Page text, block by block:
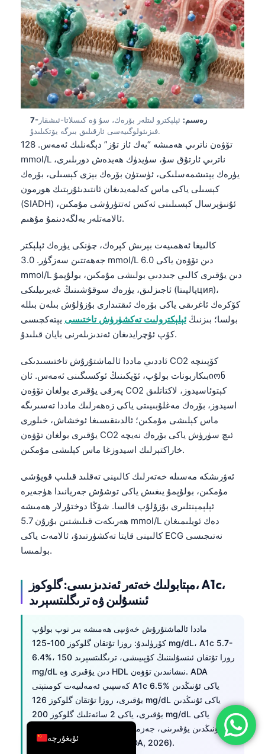
7-رەسىم: ئېلېكترو لىتلەر بۆرەك، سۇ ۋە كىسلاتا-ئىشقار
فىزىئولوگىيەسى ئارقىلىق بىرگە يۆتكىلىدۇ.
تۆۋەن ناترىي ھەمىشە “بەك ئاز تۇز” دېگەنلىك ئەمەس. 128
mmol/L ناترىي ئارتۇق سۇ، سۈيدۈك ھەيدەش دورىلىرى،
يۈرەك يېتىشمەسلىكى، ئۈستۈن بۆرەك بېزى كېسىلى، بۆرەك
كېسىلى ياكى ماس كەلمەيدىغان ئانتىدىئۇرېتىك ھورمون
(SIADH) ئۇنىۋېرسال كېسىلىنى ئەكس ئەتتۈرۈشى مۇمكىن،
ئالامەتلەر بەلگەدىنمۇ مۇھىم.
كالىيغا ئەھمىيەت بېرىش كېرەك، چۈنكى يۈرەك ئېلېكتر
جەھەتتىن سەزگۈر. 3.0 mmol/L دىن تۆۋەن ياكى 6.0
mmol/L دىن يۇقىرى كالىي جىددىي بولىشى مۇمكىن، بولۇپمۇ
ئاجىزلىق، يۈرەك سوقۇشىنىڭ غەيرىيلىكى (پالپىتاция)،
كۆكرەك ئاغرىقى ياكى بۆرەك ئىقتىدارى بۇزۇلۇش بىلەن بىللە
بولسا؛ بىزنىڭ ئېلېكترولىت تەكشۈرۈش تاختىسى يېتەكچىسى
كۆپ ئۇچرايدىغان ئەندىزىلەرنى بايان قىلىدۇ.
ئاددىي ماددا ئالماشتۇرۇش تاختىسىدىكى CO2 كۆپىنچە
بىكاربونات بولۇپ، ئۆپكىنىڭ ئوكسىگىنى ئەمەس. ئانიონ
پەرقى يۇقىرى بولغان تۆۋەن CO2 كېتوئاسيدوز، لاكتاتلىق
اسيدوز، بۆرەك مەغلۇبىيىتى ياكى زەھەرلىك ماددا تەسىرىگە
ماس كېلىشى مۇمكىن؛ ئالدىنقىسىغا ئوخشاش، خىلورى
يۇقىرى بولغان تۆۋەن CO2 ئىچ سۈرۈش ياكى بۆرەك نەيچە
خاراكتېرلىك اسيدوزغا ماس كېلىشى مۇمكىن.
ئەۋرىشكە مەسىلە خەتەرلىك كالىينى تەقلىد قىلىپ قويۇشى
مۇمكىن، بولۇپمۇ يىغىش ياكى توشۇش جەريانىدا ھۈجەيرە
ئېلېمېنتلىرى بۇزۇلۇپ قالسا. شۇڭا دوختۇرلار ھەمىشە
ھەرىكەت قىلىشتىن بۇرۇن 5.7 mmol/L دەك ئويلىمىغان
كالىينى قايتا تەكشۈرتىدۇ، ئالامەت ياكى ECG نەتىجىسى
بولمىسا.
مېتابولىك خەتەر ئەندىزىسى: گلوكوز، A1c،
ئىنسۇلىن ۋە ترىگلىتسېرىد
ماددا ئالماشتۇرۇش خەۋىپى ھەمىشە بىر توپ بولۇپ
كۆرۈلىدۇ: روزا تۇتقان گلوكوز 100-125 mg/dL، A1c 5.7-
6.4%، روزا تۇتقان ئىنسۇلىننىڭ كۆپىيىشى، ترىگلىتسېرىد 150
mg/dL دىن يۇقىرى ۋە HDL نىشانىدىن تۆۋەن. ADA
كەسپىي ئەمەلىيەت كومىتېتى A1c 6.5% ياكى ئۇنىڭدىن
يۇقىرى، روزا تۇتقان گلوكوز 126 mg/dL ياكى ئۇنىڭدىن
يۇقىرى، ياكى 2 سائەتلىك گلوكوز 200 mg/dL ياكى
ئۇنىڭدىن يۇقىرىنى، جەزملەنگەندە دىئابېت دائىرىسىدىكى
نەتىجە دەپ تىزىپ چىققان (ADA, 2026).
ئۇيغۇرچە
English
Deutsch
العربية
Français
עִבְרִית
Español
Português
Türkçe
Română
简体中文
فارسی
Dansk
Nederlands
हिन्दी
Bahasa Indonesia
Հայերեն
Српски језик
Svenska
Bosanski
Azərbaycan dili
Eesti
Čeština
ქართული
Русский
Lietuvių kalba
Polski
한국어
Slovenščina
Magyar
Shqip
বাংলা
اردو